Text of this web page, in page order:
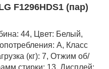
F1296HDS1 (пар)
44, Цвет: Белый,
A, Класс
(кг): 7, Отжим об/
стирки: 13, Дисплей: